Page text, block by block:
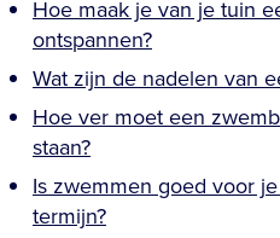
Hoe maak je van je tuin
ontspannen?
Wat zijn de nadelen van
Hoe ver moet een
staan?
Is zwemmen goed voor
termijn?